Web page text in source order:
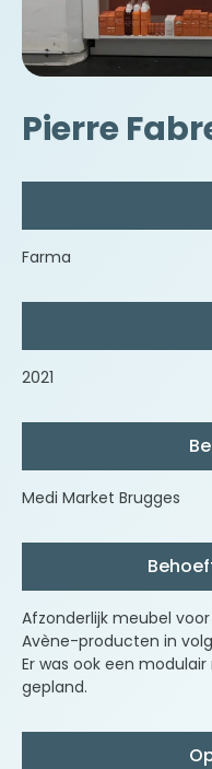
Pierre
Farma
2021
Medi Market Brugges
Afzonderlijk meubel
Avène-producten in
Er was ook een
gepland.